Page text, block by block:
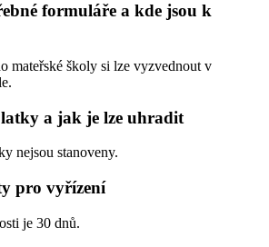
formuláře a kde jsou k
mateřské školy si lze vyzvednout v
a jak je lze uhradit
nejsou stanoveny.
pro vyřízení
je 30 dnů.